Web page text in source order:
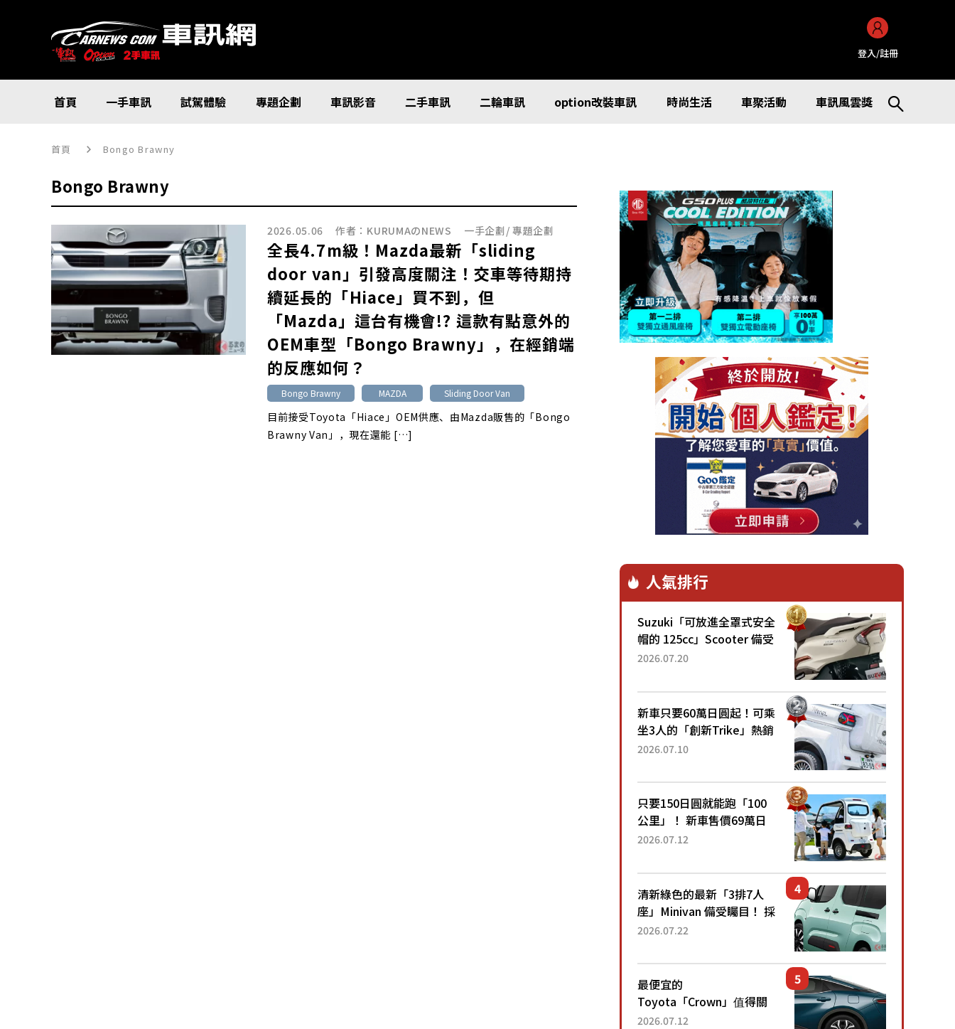
登入/註冊
首頁 一手車訊 試駕體驗 專題企劃 車訊影音 二手車訊 二輪車訊 option改裝車訊 時尚生活 車聚活動 車訊風雲獎
首頁 Bongo Brawny
Bongo Brawny
2026.05.06 作者： KURUMAのNEWS 一手企劃 /專題企劃
全長4.7m級！Mazda最新「sliding
door van」引發高度關注！交車等待期持
續延長的「Hiace」買不到，但
「Mazda」這台有機會!? 這款有點意外的
OEM車型「Bongo Brawny」，在經銷端
的反應如何？
Bongo Brawny MAZDA Sliding Door Van
目前接受Toyota「Hiace」OEM供應、由Mazda販售的「Bongo
Brawny Van」，現在還能 […]
人氣排行
Suzuki「可放進全罩式安全
帽的 125cc」Scooter 備受
矚目！採用全新流線設計與
已陸續開始出口的新款
「B...
2026.07.20
新車只要60萬日圓起！可乘
坐3人的「創新Trike」熱銷
大賣成為人氣車款！「養車
日圓就能跑100公里」「小
朋友坐得...
2026.07.10
只要150日圓就能跑「100
公里」！ 新車售價69萬日
圓的「3人座」Trike大受歡
為何能迅速熱賣？
2026.07.12
清新綠色的最新「3排7人
座」Minivan 備受矚目！ 採
用全長4.7公尺剛剛好的車
還推出467萬元日圓起的5
人座版...
2026.07.22
最便宜的
Toyota「Crown」值得關
注！ 搭載4WD、每公升
2026.07.12